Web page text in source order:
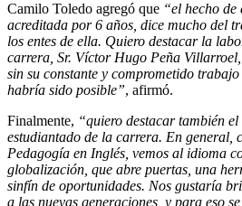
Camilo Toledo agregó que “el hecho
acreditada por 6 años, dice mucho del
los entes de ella. Quiero destacar la
carrera, Sr. Víctor Hugo Peña Villarroel,
sin su constante y comprometido
habría sido posible”, afirmó.
Finalmente, “quiero destacar también
estudiantado de la carrera. En general,
Pedagogía en Inglés, vemos al idioma
globalización, que abre puertas, una
sinfín de oportunidades. Nos gustaría
a las nuevas generaciones, y para eso